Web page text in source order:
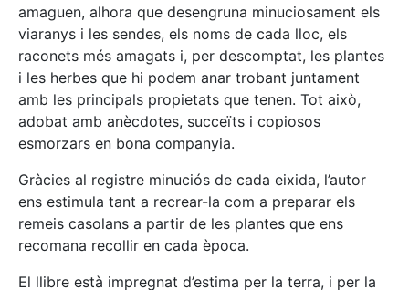
amaguen, alhora que desengruna minuciosament els
viaranys i les sendes, els noms de cada lloc, els
raconets més amagats i, per descomptat, les plantes
i les herbes que hi podem anar trobant juntament
amb les principals propietats que tenen. Tot això,
adobat amb anècdotes, succeïts i copiosos
esmorzars en bona companyia.
Gràcies al registre minuciós de cada eixida, l’autor
ens estimula tant a recrear-la com a preparar els
remeis casolans a partir de les plantes que ens
recomana recollir en cada època.
El llibre està impregnat d’estima per la terra, i per la